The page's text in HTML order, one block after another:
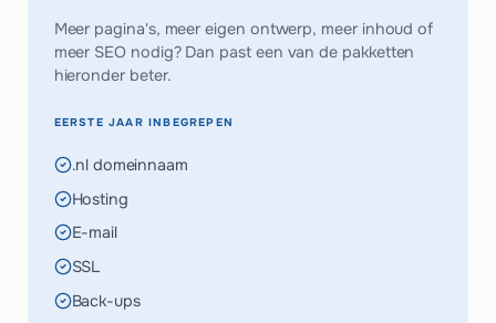
Meer pagina's, meer eigen ontwerp, meer inhoud of
meer SEO nodig? Dan past een van de pakketten
hieronder beter.
EERSTE JAAR INBEGREPEN
.nl domeinnaam
Hosting
E-mail
SSL
Back-ups